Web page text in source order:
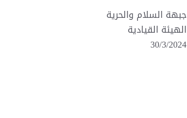
جبهة السلام والحرية
الهيئة القيادية
30/3/2024